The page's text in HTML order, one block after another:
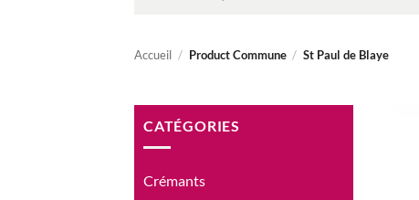
Accueil / Product Commune / St Paul de Blaye
CATÉGORIES
Crémants